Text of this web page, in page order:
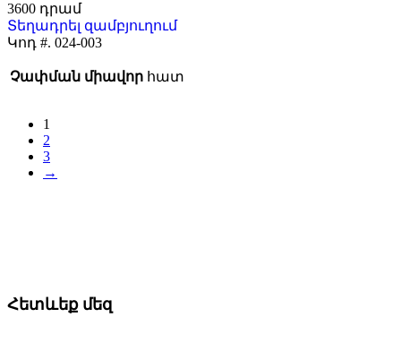
3600
Տեղադրել զամբյուղում
Կոդ #. 024-003
Չափման միավոր հատ
1
2
3
→
Հետևեք մեզ